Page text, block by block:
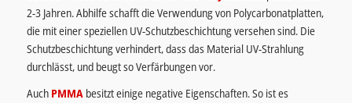
2-3 Jahren. Abhilfe schafft die Verwendung von Polycarbonatplatten,
die mit einer speziellen UV-Schutzbeschichtung versehen sind. Die
Schutzbeschichtung verhindert, dass das Material UV-Strahlung
durchlässt, und beugt so Verfärbungen vor.
Auch PMMAbesitzt einige negative Eigenschaften. So ist es